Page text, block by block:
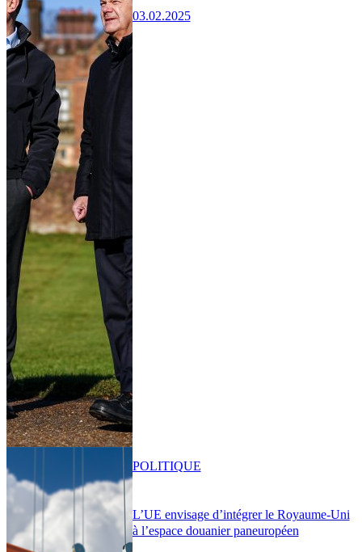
03.02.2025
L’UE envisage d’intégrer le Royaume-Uni
à l’espace douanier paneuropéen
POLITIQUE